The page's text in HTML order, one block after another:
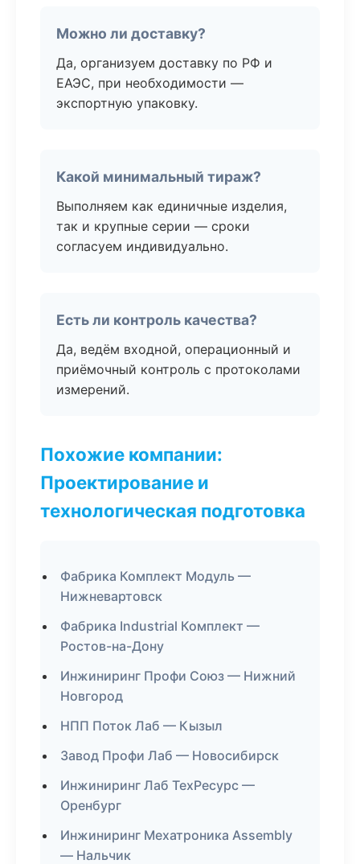
Можно ли доставку?
Да, организуем доставку по РФ и
ЕАЭС, при необходимости —
экспортную упаковку.
Какой минимальный тираж?
Выполняем как единичные изделия,
так и крупные серии — сроки
согласуем индивидуально.
Есть ли контроль качества?
Да, ведём входной, операционный и
приёмочный контроль с протоколами
измерений.
Похожие компании:
Проектирование и
технологическая подготовка
Фабрика Комплект Модуль —
Нижневартовск
Фабрика Industrial Комплект —
Ростов-на-Дону
Инжиниринг Профи Союз — Нижний
Новгород
НПП Поток Лаб — Кызыл
Завод Профи Лаб — Новосибирск
Инжиниринг Лаб ТехРесурс —
Оренбург
Инжиниринг Мехатроника Assembly
— Нальчик